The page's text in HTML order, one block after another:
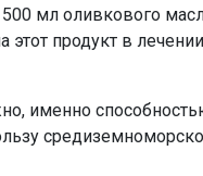
мл оливкового
этот продукт в
именно